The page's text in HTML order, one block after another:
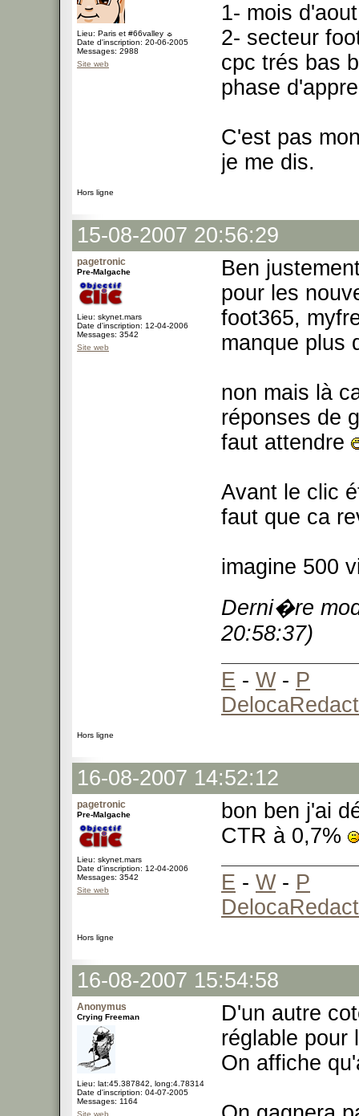
Lieu: Paris et #66valley ☼
Date d'inscription: 20-06-2005
Messages: 2988
Site web
1- mois
2- secteur
cpc trés bas
phase
C'est pas
je me dis.
Hors ligne
15-08-2007 20:56:29
pagetronic
Pre-Malgache
Lieu: skynet.mars
Date d'inscription: 12-04-2006
Messages: 3542
Site web
Ben
pour les
foot365,
manque plus
non mais là
réponses de
faut attendre
Avant le clic
faut que ca
imagine 500
Derni�re
20:58:37)
E - W- P
Hors ligne
16-08-2007 14:52:12
pagetronic
Pre-Malgache
Lieu: skynet.mars
Date d'inscription: 12-04-2006
Messages: 3542
Site web
bon ben j'ai
CTR à 0,7%
E - W- P
Hors ligne
16-08-2007 15:54:58
Anonymus
Crying Freeman
Lieu: lat:45.387842, long:4.78314
Date d'inscription: 04-07-2005
Messages: 1164
Site web
D'un autre
réglable pour
On affiche